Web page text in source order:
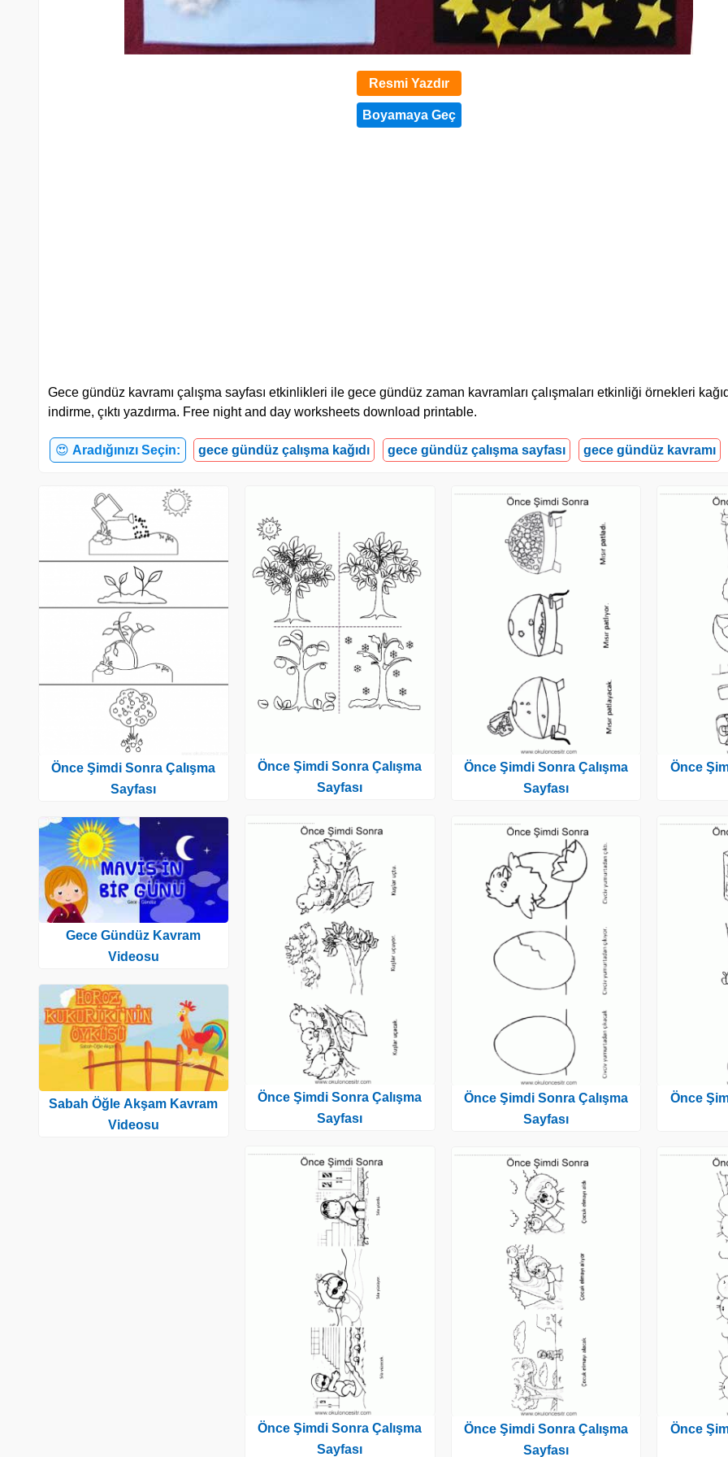
Resmi Yazdır
Gece gündüz kavramı çalışma sayfası etkinlikleri ile gece gündüz zaman kavramları çalışmaları etkinliği örnekleri
indirme, çıktı yazdırma. Free night and day worksheets download printable.
😍 Aradığınızı Seçin: gece gündüz çalışma kağıdı gece gündüz çalışma sayfası gece gündüz kavramı
Önce Şimdi Sonra Çalışma
Sayfası
Gece Gündüz Kavram
Videosu
Sabah Öğle Akşam Kavram
Videosu
Önce Şimdi Sonra Çalışma
Sayfası
Önce Şimdi Sonra Çalışma
Sayfası
Önce Şimdi Sonra Çalışma
Sayfası
Önce Şimdi Sonra Çalışma
Sayfası
Önce Şimdi Sonra Çalışma
Sayfası
Önce Şimdi Sonra Çalışma
Sayfası
Önce
Önce
Önce